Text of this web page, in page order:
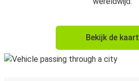
Bekijk de kaart